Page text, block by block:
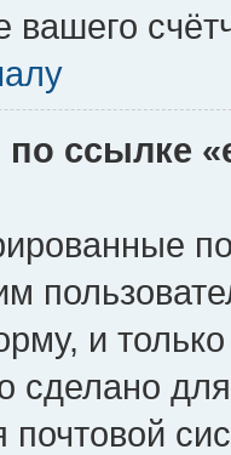
вашего
ссылке
и
сделано
почтовой